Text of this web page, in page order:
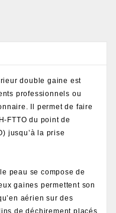
double gaine est
professionnels ou
Il permet de faire
FTTO du point de
jusqu’à la prise
peau se compose de
gaines permettent son
aérien sur des
de déchirement placés